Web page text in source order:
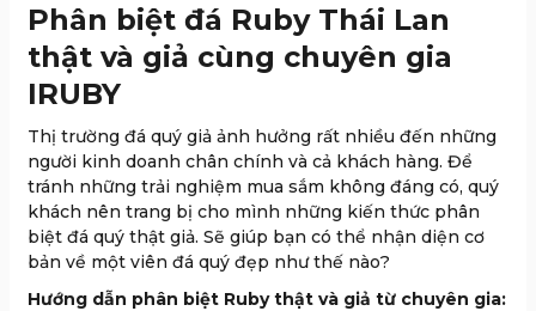
Phân biệt đá Ruby Thái Lan
thật và giả cùng chuyên gia
IRUBY
Thị trường đá quý giả ảnh hưởng rất nhiều đến những
người kinh doanh chân chính và cả khách hàng. Để
tránh những trải nghiệm mua sắm không đáng có, quý
khách nên trang bị cho mình những kiến thức phân
biệt đá quý thật giả. Sẽ giúp bạn có thể nhận diện cơ
bản về một viên đá quý đẹp như thế nào?
Hướng dẫn phân biệt Ruby thật và giả từ chuyên gia: